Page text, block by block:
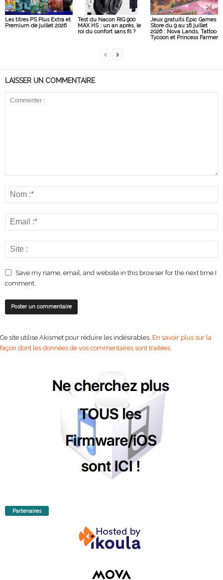
Les titres PS Plus Extra et
Premium de juillet 2026
Test du Nacon RIG 900
MAX HS : un an après, le
roi du confort sans fil ?
Jeux gratuits Epic Games
Store du 9 au 16 juillet
2026 : Nova Lands, Tattoo
Tycoon et Princess Farmer
LAISSER UN COMMENTAIRE
Save my name, email, and website in this browser for the next time I
comment.
Ce site utilise Akismet pour réduire les indésirables. En savoir plus sur la
façon dont les données de vos commentaires sont traitées
Partenaires